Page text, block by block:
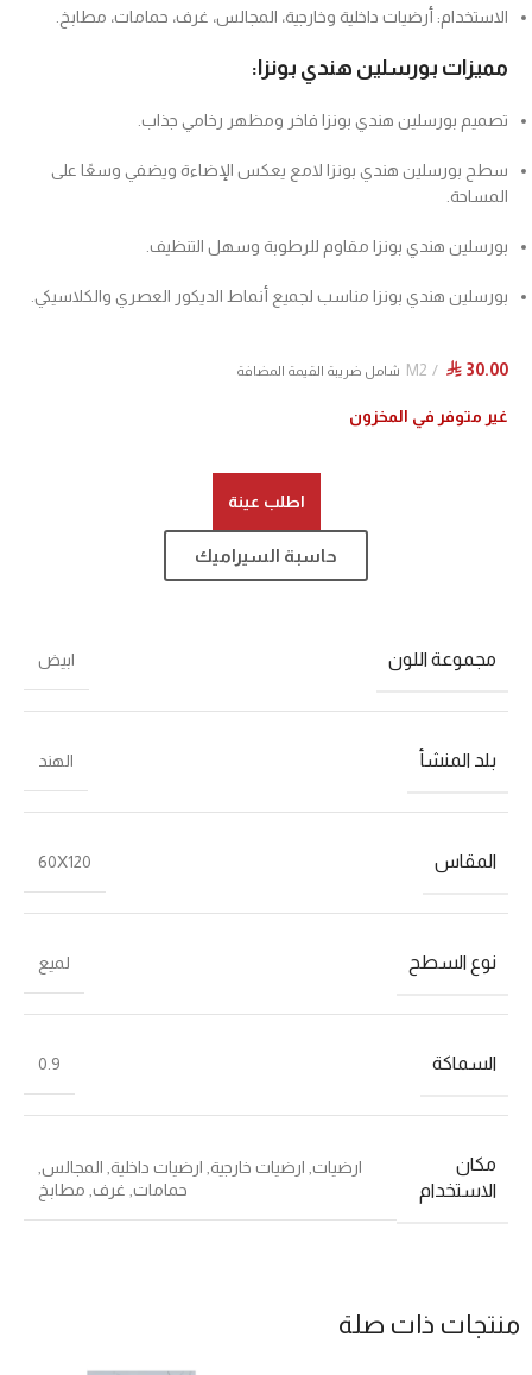
الاستخدام: أرضيات داخلية وخارجية، المجالس، غرف، حمامات، مطابخ.
مميزات بورسلين هندي بونزا:
تصميم بورسلين هندي بونزا فاخر ومظهر رخامي جذاب.
سطح بورسلين هندي بونزا لامع يعكس الإضاءة ويضفي وسعًا على
المساحة.
بورسلين هندي بونزا مقاوم للرطوبة وسهل التنظيف.
بورسلين هندي بونزا مناسب لجميع أنماط الديكور العصري والكلاسيكي.
⃁ 30.00
M2 شامل ضريبة القيمة المضافة
غير متوفر في المخزون
اطلب عينة
حاسبة السيراميك
مجموعة اللون ابيض
بلد المنشأ الهند
المقاس 60X120
نوع السطح لميع
السماكة 0.9
مكان
الاستخدام
ارضيات ارضيات خارجية ارضيات داخلية المجالس
حمامات غرف مطابخ
منتجات ذات صلة